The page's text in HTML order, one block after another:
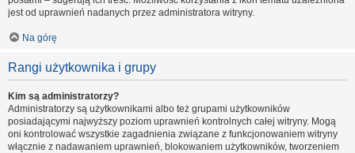
jest od uprawnień nadanych przez administratora witryny.
Na górę
Rangi użytkownika i grupy
Kim są administratorzy?
Administratorzy są użytkownikami albo też grupami użytkowników
posiadającymi najwyższy poziom uprawnień kontrolnych całej witryny. Mogą
oni kontrolować wszystkie zagadnienia związane z funkcjonowaniem witryny
włącznie z nadawaniem uprawnień, blokowaniem użytkowników, tworzeniem